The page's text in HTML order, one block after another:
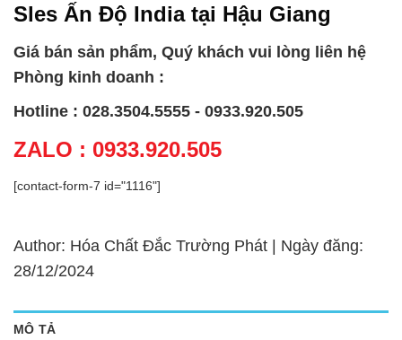
Sles Ấn Độ India tại Hậu Giang
Giá bán sản phẩm, Quý khách vui lòng liên hệ
Phòng kinh doanh :
Hotline : 028.3504.5555 - 0933.920.505
ZALO : 0933.920.505
[contact-form-7 id="1116"]
Author: Hóa Chất Đắc Trường Phát | Ngày đăng:
28/12/2024
MÔ TẢ